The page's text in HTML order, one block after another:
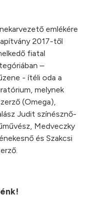
emlékére
2017-től
fiatal
–
- ítéli oda a
melynek
(Omega),
Judit színésznő-
Medveczky
és Szakcsi